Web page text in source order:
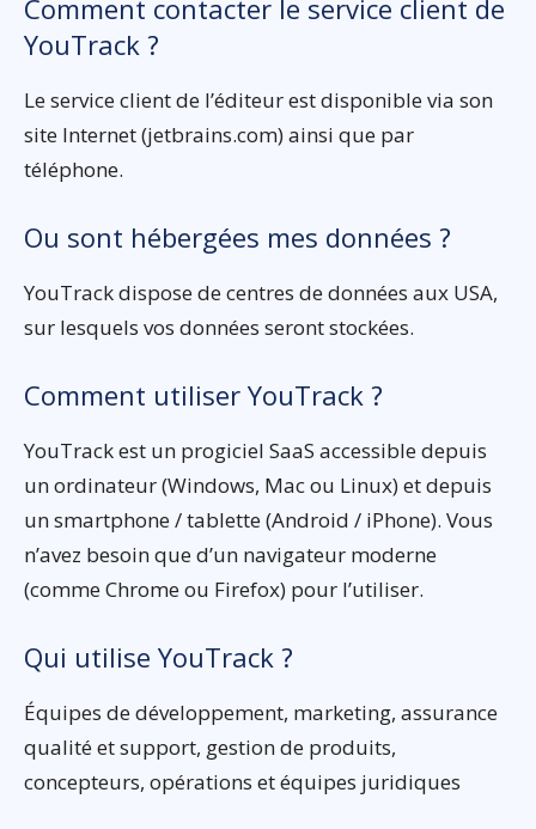
Comment contacter le service client de
YouTrack ?
Le service client de l’éditeur est disponible via son
site Internet (jetbrains.com) ainsi que par
téléphone.
Ou sont hébergées mes données ?
YouTrack dispose de centres de données aux USA,
sur lesquels vos données seront stockées.
Comment utiliser YouTrack ?
YouTrack est un progiciel SaaS accessible depuis
un ordinateur (Windows, Mac ou Linux) et depuis
un smartphone / tablette (Android / iPhone). Vous
n’avez besoin que d’un navigateur moderne
(comme Chrome ou Firefox) pour l’utiliser.
Qui utilise YouTrack ?
Équipes de développement, marketing, assurance
qualité et support, gestion de produits,
concepteurs, opérations et équipes juridiques